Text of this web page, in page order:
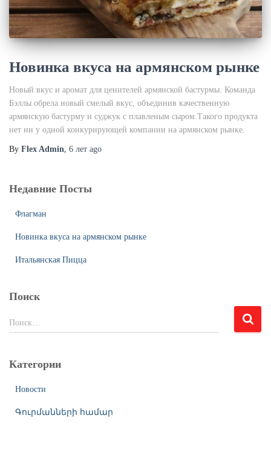
Новинка вкуса на армянском рынке
Новый вкус и аромат для ценителей армянской бастурмы. Команда
Бэллы обрела новый смелый вкус, объединив качественную
армянскую бастурму и суджук с плавленым сыром.Такого продукта
нет ни у одной конкурирующей компании на армянском рынке.
By Flex Admin, 6 лет ago
Недавние Посты
Флагман
Новинка вкуса на армянском рынке
Итальянская Пицца
Поиск
Н
а
и
Поиск…
Категории
Новости
Գուրմանների համար